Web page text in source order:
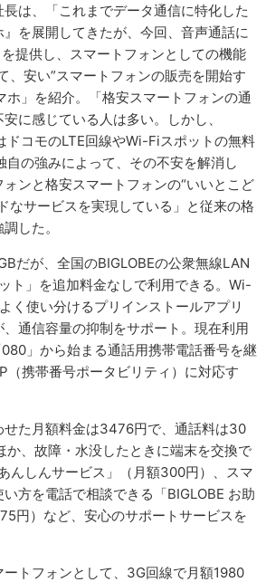
は、「これまでデータ通信に特化した
を展開してきたが、今回、音声通話に
提供し、スマートフォンとしての機能
、安い”スマートフォンの販売を開始す
ホ」を紹介。「格安スマートフォンの通
に感じている人は多い。しかし、
ドコモのLTE回線やWi-Fiスポットの無料
自の強みによって、その不安を解消し
ンと格安スマートフォンの“いいとこど
なサービスを実現している」と従来の格
した。
だが、全国のBIGLOBEの公衆無線LAN
ト」を追加料金なしで利用できる。Wi-
く使い分けるプリインストールアプリ
、通信容量の抑制をサポート。現在利用
」から始まる通話用携帯電話番号を継
（携帯番号ポータビリティ）に対応す
せた月額料金は3476円で、通話料は30
か、故障・水没したときに端末を交換で
んしんサービス」（月額300円）、スマ
方を電話で相談できる「BIGLOBE お助
円）など、安心のサポートサービスを
ートフォンとして、3G回線で月額1980